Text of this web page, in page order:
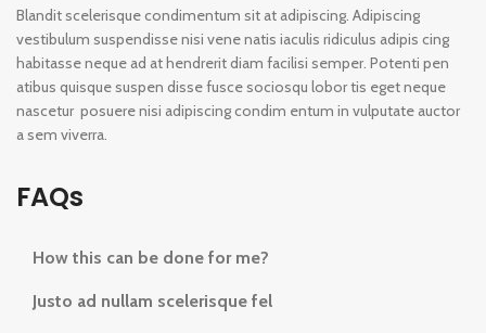
Blandit scelerisque condimentum sit at adipiscing. Adipiscing
vestibulum suspendisse nisi vene natis iaculis ridiculus adipis cing
habitasse neque ad at hendrerit diam facilisi semper. Potenti pen
atibus quisque suspen disse fusce sociosqu lobor tis eget neque
nascetur posuere nisi adipiscing condim entum in vulputate auctor
a sem viverra.
FAQs
How this can be done for me?
Justo ad nullam scelerisque fel